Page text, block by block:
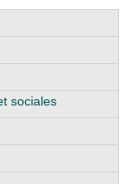
sociales